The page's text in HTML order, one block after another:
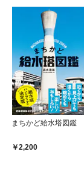
まちかど給水塔図鑑
2,200